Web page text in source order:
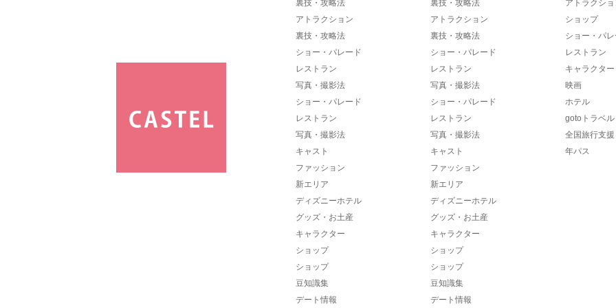
裏技・攻略法
アトラクション
裏技・攻略法
ショー・パレード
レストラン
写真・撮影法
ショー・パレード
レストラン
写真・撮影法
キャスト
ファッション
新エリア
ディズニーホテル
グッズ・お土産
キャラクター
ショップ
ショップ
豆知識集
デート情報
裏技・攻略法
アトラクション
裏技・攻略法
ショー・パレード
レストラン
写真・撮影法
ショー・パレード
レストラン
写真・撮影法
キャスト
ファッション
新エリア
ディズニーホテル
グッズ・お土産
キャラクター
ショップ
ショップ
豆知識集
デート情報
アトラクシ
ショップ
ショー・パ
レストラン
キャラクター
映画
ホテル
gotoトラベル
全国旅行支援
年パス